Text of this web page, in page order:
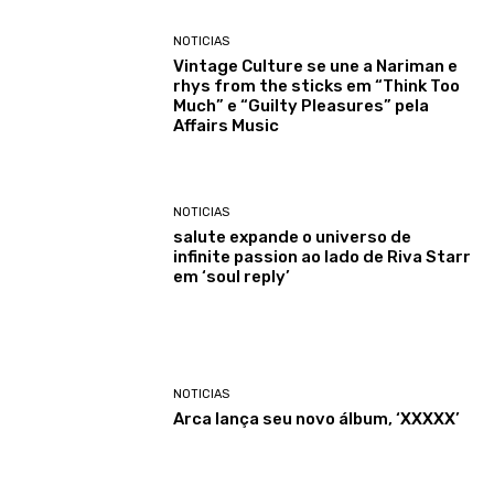
NOTICIAS
Vintage Culture se une a Nariman e
rhys from the sticks em “Think Too
Much” e “Guilty Pleasures” pela
Affairs Music
NOTICIAS
salute expande o universo de
infinite passion ao lado de Riva Starr
em ‘soul reply’
NOTICIAS
Arca lança seu novo álbum, ‘XXXXX’